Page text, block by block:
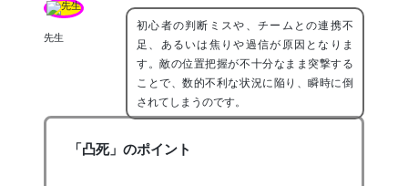
先生
初心者の判断ミスや、チームとの連携不
足、あるいは焦りや過信が原因となりま
す。敵の位置把握が不十分なまま突撃する
ことで、数的不利な状況に陥り、瞬時に倒
されてしまうのです。
「凸死」のポイント